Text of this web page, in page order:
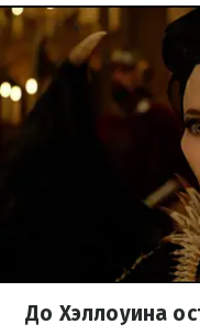
До Хэллоуина